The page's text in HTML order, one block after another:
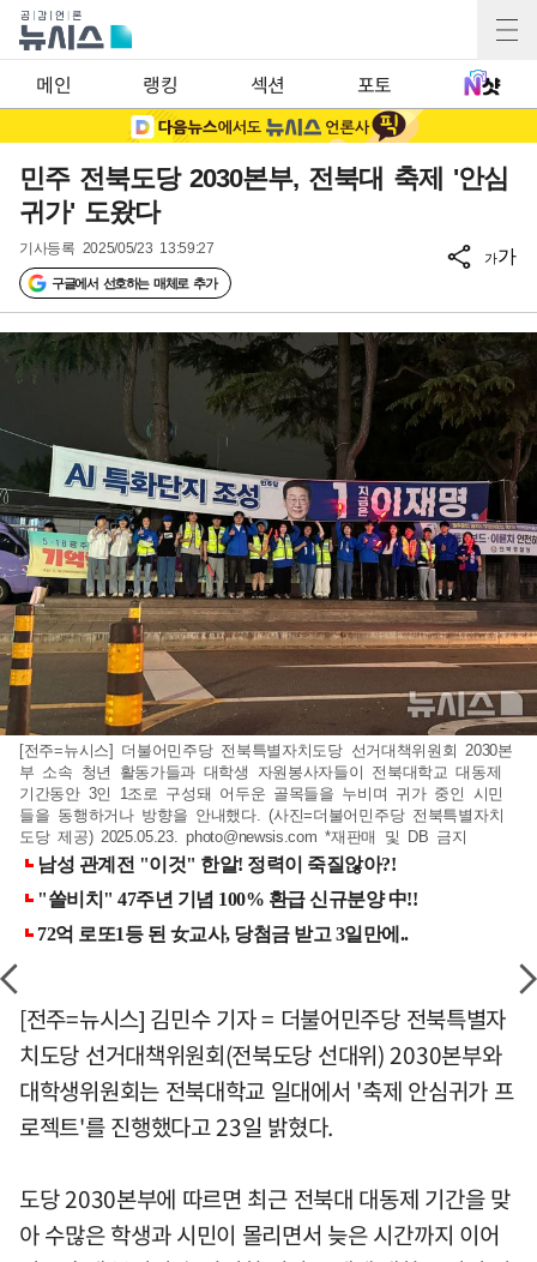
메인 랭킹 섹션 포토
민주 전북도당 2030본부, 전북대 축제 '안심
귀가' 도왔다
기사등록 2025/05/23 13:59:27
구글에서 선호하는 매체로 추가
가가
[전주=뉴시스] 더불어민주당 전북특별자치도당 선거대책위원회 2030본
부 소속 청년 활동가들과 대학생 자원봉사자들이 전북대학교 대동제
기간동안 3인 1조로 구성돼 어두운 골목들을 누비며 귀가 중인 시민
들을 동행하거나 방향을 안내했다. (사진=더불어민주당 전북특별자치
도당 제공) 2025.05.23.photo@newsis.com *재판매 및 DB 금지
[전주=뉴시스] 김민수 기자 = 더불어민주당 전북특별자
치도당 선거대책위원회(전북도당 선대위) 2030본부와
대학생위원회는 전북대학교 일대에서 '축제 안심귀가 프
로젝트'를 진행했다고 23일 밝혔다.
도당 2030본부에 따르면 최근 전북대 대동제 기간을 맞
아 수많은 학생과 시민이 몰리면서 늦은 시간까지 이어